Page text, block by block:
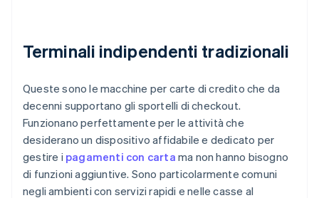
Terminali indipendenti tradizionali
Queste sono le macchine per carte di credito che da
decenni supportano gli sportelli di checkout.
Funzionano perfettamente per le attività che
desiderano un dispositivo affidabile e dedicato per
gestire i pagamenti con carta ma non hanno bisogno
di funzioni aggiuntive. Sono particolarmente comuni
negli ambienti con servizi rapidi e nelle casse al